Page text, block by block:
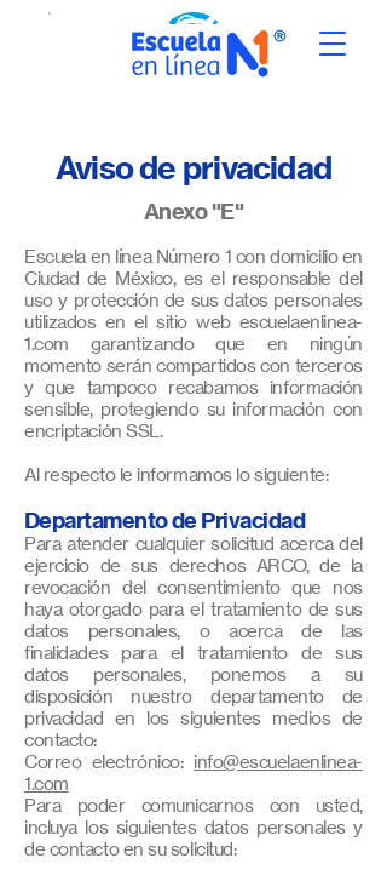
Aviso de privacidad
Anexo "E"
Escuela en línea Número 1 con domicilio en
Ciudad de México, es el responsable del
uso y protección de sus datos personales
utilizados en el sitio web escuelaenlinea-
1.com garantizando que en ningún
momento serán compartidos con terceros
y que tampoco recabamos información
sensible, protegiendo su información con
encriptación SSL.
Al respecto le informamos lo siguiente:
Departamento de Privacidad
Para atender cualquier solicitud acerca del
ejercicio de sus derechos ARCO, de la
revocación del consentimiento que nos
haya otorgado para el tratamiento de sus
datos personales, o acerca de las
finalidades para el tratamiento de sus
datos personales, ponemos a su
disposición nuestro departamento de
privacidad en los siguientes medios de
contacto:
Correo electrónico: info@escuelaenlinea-
1.com
Para poder comunicarnos con usted,
incluya los siguientes datos personales y
de contacto en su solicitud: